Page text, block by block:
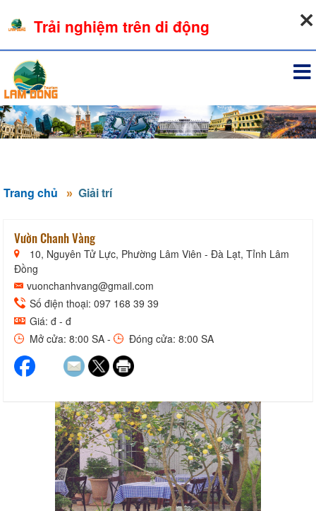
Trang chủ Giải trí
Vườn Chanh Vàng
10, Nguyên Tử Lực, Phường Lâm Viên - Đà Lạt, Tỉnh Lâm
Đồng
vuonchanhvang@gmail.com
Số điện thoại: 097 168 39 39
Giá: đ - đ
Mở cửa: 8:00 SA -
Đóng cửa: 8:00 SA
Trải nghiệm trên di động